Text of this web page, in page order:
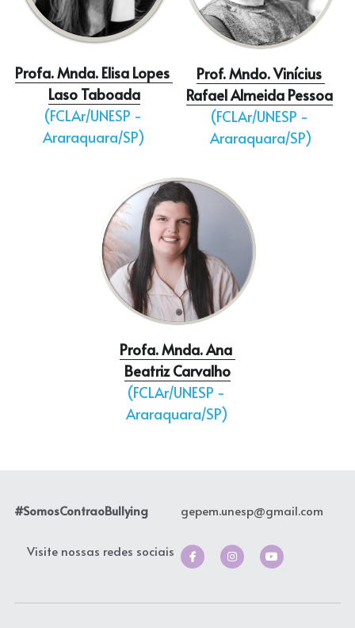
Profa. Mnda. Elisa Lopes
Laso Taboada
(FCLAr/UNESP -
Araraquara/SP)
Prof. Mndo. Vinícius
Rafael Almeida Pessoa
(FCLAr/UNESP -
Araraquara/SP)
Profa. Mnda. Ana
Beatriz Carvalho
(FCLAr/UNESP -
Araraquara/SP)
#SomosContraoBullying gepem.unesp@gmail.com
Visite nossas redes sociais